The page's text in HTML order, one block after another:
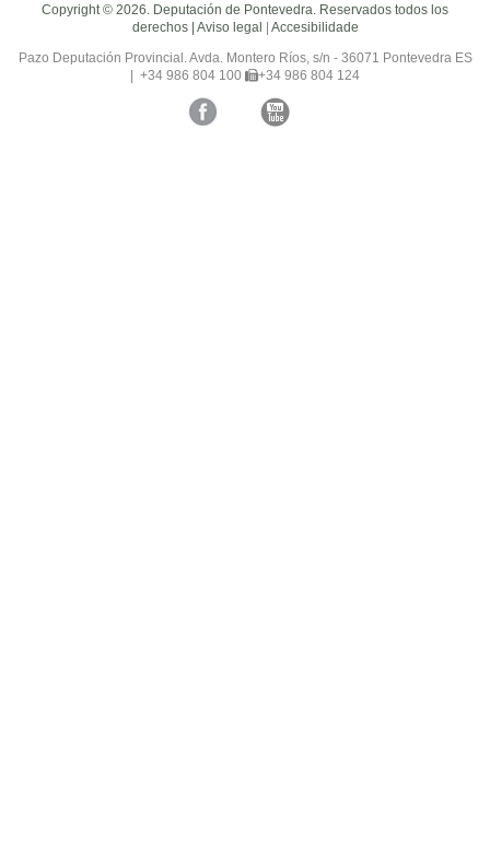
Copyright © 2026. Deputación de Pontevedra. Reservados todos los
derechos | Aviso legal | Accesibilidade
Pazo Deputación Provincial. Avda. Montero Ríos, s/n - 36071 Pontevedra ES
| +34 986 804 100
+34 986 804 124
Facebook
Twitter YouTube